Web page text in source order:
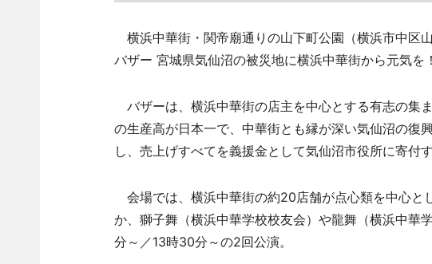
横浜中華街・関帝廟通りの山下町公園（横浜市中区
バザー 宮城県気仙沼の被災地に横浜中華街から元気を
バザーは、横浜中華街の店主を中心とする有志の集
の生産高が日本一で、中華街とも縁が深い気仙沼の復
し、売上げすべてを義援金として気仙沼市役所に寄付す
会場では、横浜中華街の約20店舗が点心類を中心と
か、獅子舞（横浜中華学校校友会）や龍舞（横浜中華
分～／13時30分～の2回公演。